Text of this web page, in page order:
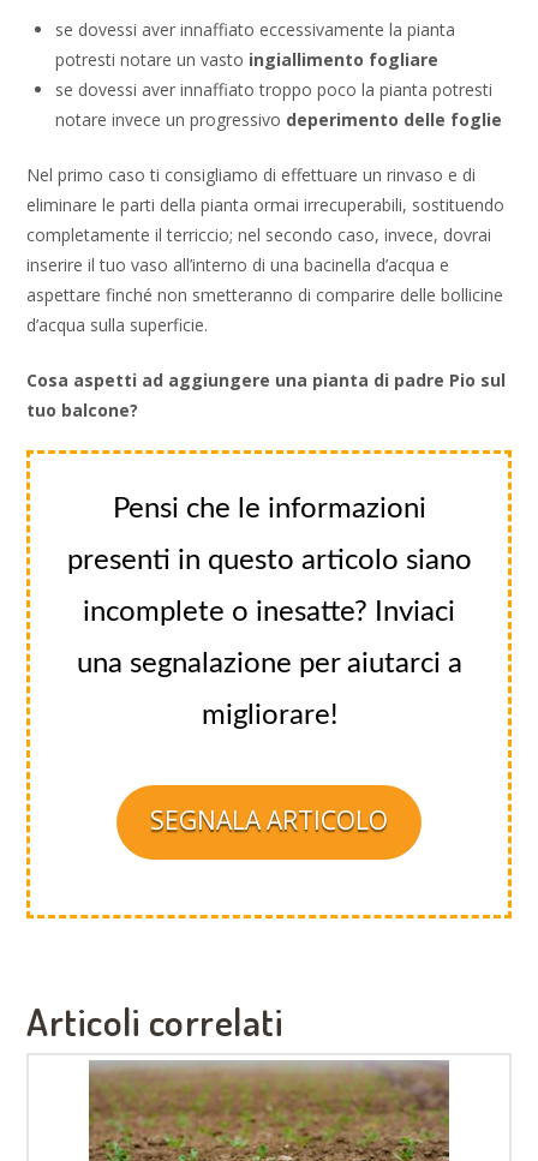
se dovessi aver innaffiato eccessivamente la pianta
potresti notare un vasto ingiallimento fogliare
se dovessi aver innaffiato troppo poco la pianta potresti
notare invece un progressivo deperimento delle foglie
Nel primo caso ti consigliamo di effettuare un rinvaso e di
eliminare le parti della pianta ormai irrecuperabili, sostituendo
completamente il terriccio; nel secondo caso, invece, dovrai
inserire il tuo vaso all’interno di una bacinella d’acqua e
aspettare finché non smetteranno di comparire delle bollicine
d’acqua sulla superficie.
Cosa aspetti ad aggiungere una pianta di padre Pio sul
tuo balcone?
Pensi che le informazioni
presenti in questo articolo siano
incomplete o inesatte? Inviaci
una segnalazione per aiutarci a
migliorare!
SEGNALA ARTICOLO
Articoli correlati